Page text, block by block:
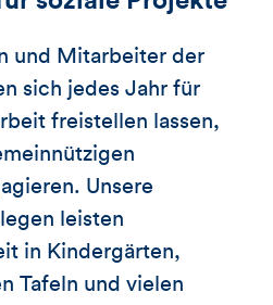
und Mitarbeiter der
sich jedes Jahr für
freistellen lassen,
Unsere
leisten
in Kindergärten,
Tafeln und vielen